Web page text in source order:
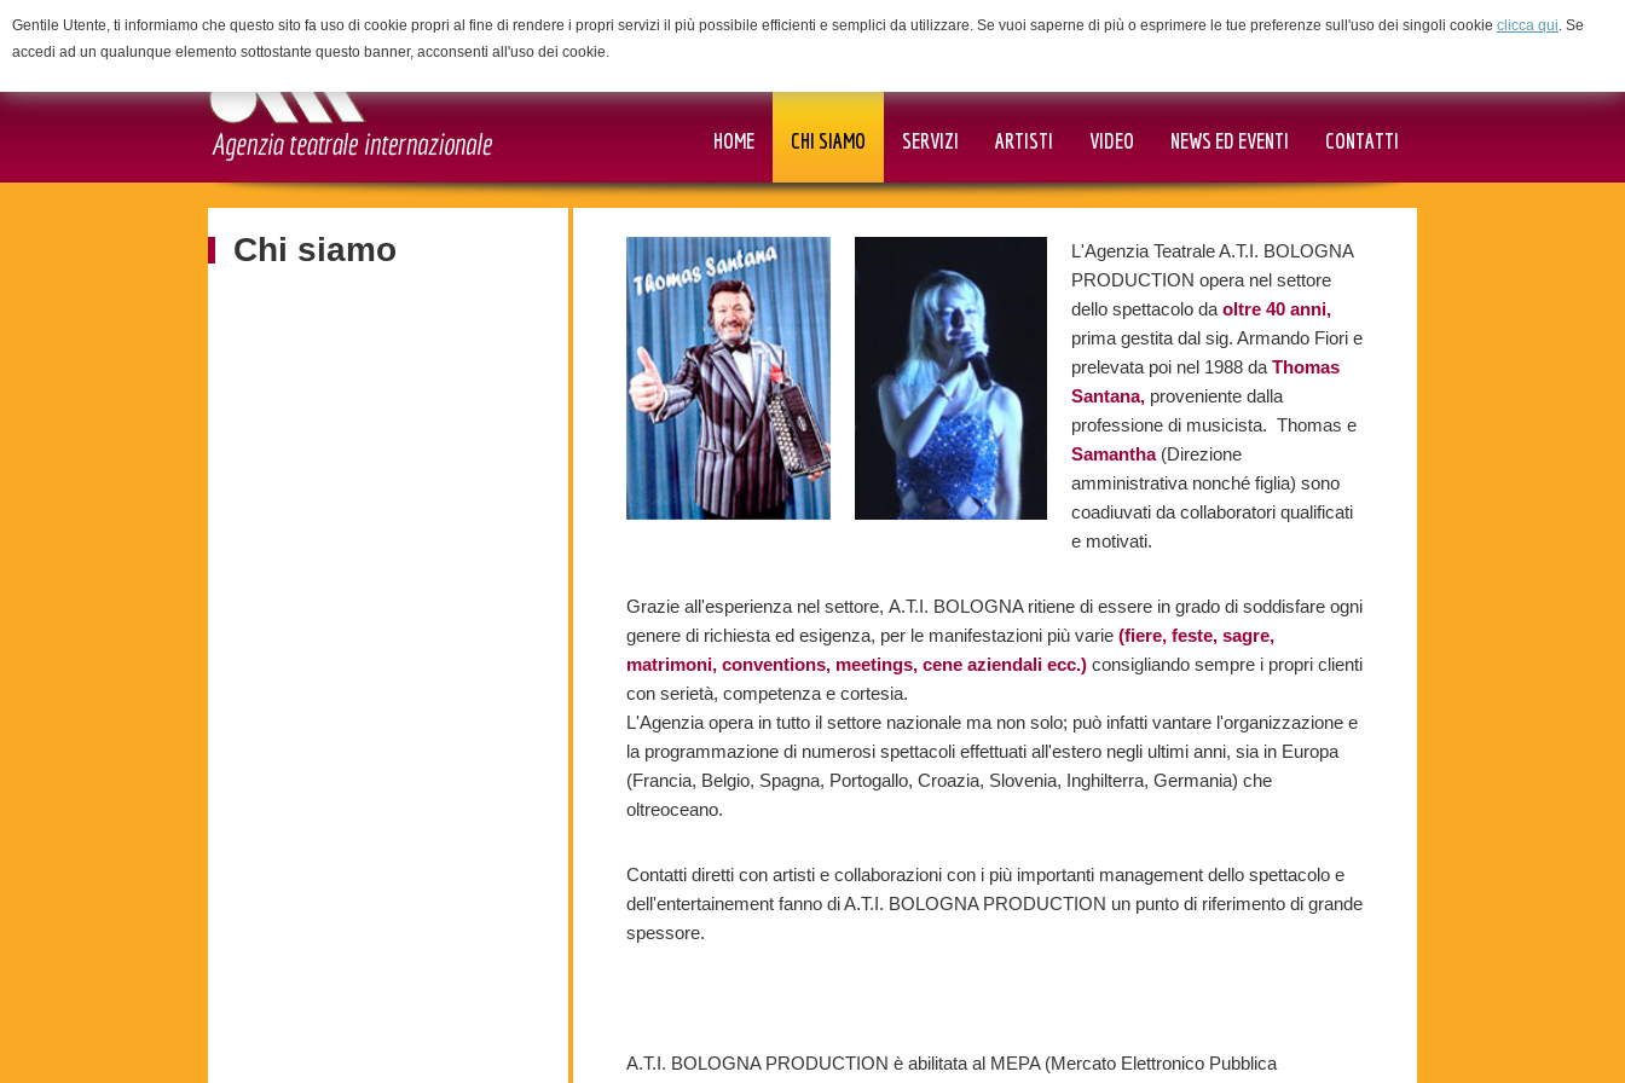
Gentile Utente, ti informiamo che questo sito fa uso di cookie propri al fine di rendere i propri servizi il più possibile efficienti e semplici da utilizzare. Se vuoi saperne di più o esprimere le tue preferenze sull'uso dei singoli cookie clicca qui. Se
accedi ad un qualunque elemento sottostante questo banner, acconsenti all'uso dei cookie.
HOME CHI SIAMO SERVIZI ARTISTI VIDEO NEWS ED EVENTI CONTATTI
Chi siamo
L'Agenzia Teatrale A.T.I. BOLOGNA
PRODUCTION opera nel settore
dello spettacolo da oltre 40 anni,
prima gestita dal sig. Armando Fiori e
prelevata poi nel 1988 da Thomas
Santana, proveniente dalla
professione di musicista. Thomas e
Samantha (Direzione
amministrativa nonché figlia) sono
coadiuvati da collaboratori qualificati
e motivati.
Grazie all'esperienza nel settore, A.T.I. BOLOGNA ritiene di essere in grado di soddisfare ogni
genere di richiesta ed esigenza, per le manifestazioni più varie (fiere, feste, sagre,
matrimoni, conventions, meetings, cene aziendali ecc.) consigliando sempre i propri clienti
con serietà, competenza e cortesia.
L'Agenzia opera in tutto il settore nazionale ma non solo; può infatti vantare l'organizzazione e
la programmazione di numerosi spettacoli effettuati all'estero negli ultimi anni, sia in Europa
(Francia, Belgio, Spagna, Portogallo, Croazia, Slovenia, Inghilterra, Germania) che
oltreoceano.
Contatti diretti con artisti e collaborazioni con i più importanti management dello spettacolo e
dell'entertainement fanno di A.T.I. BOLOGNA PRODUCTION un punto di riferimento di grande
spessore.
A.T.I. BOLOGNA PRODUCTION è abilitata al MEPA (Mercato Elettronico Pubblica